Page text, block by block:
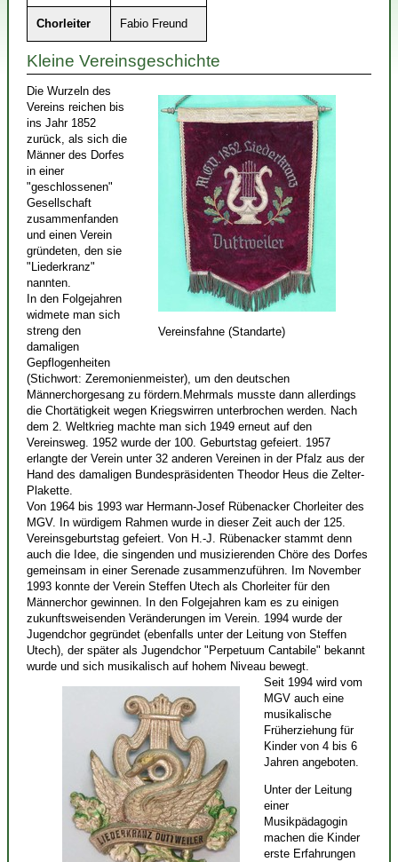
Chorleiter Fabio Freund
Kleine Vereinsgeschichte
Vereinsfahne (Standarte)
Die Wurzeln des
Vereins reichen bis
ins Jahr 1852
zurück, als sich die
Männer des Dorfes
in einer
"geschlossenen"
Gesellschaft
zusammenfanden
und einen Verein
gründeten, den sie
"Liederkranz"
nannten.
In den Folgejahren
widmete man sich
streng den
damaligen
Gepflogenheiten
(Stichwort: Zeremonienmeister), um den deutschen
Männerchorgesang zu fördern.Mehrmals musste dann allerdings
die Chortätigkeit wegen Kriegswirren unterbrochen werden. Nach
dem 2. Weltkrieg machte man sich 1949 erneut auf den
Vereinsweg. 1952 wurde der 100. Geburtstag gefeiert. 1957
erlangte der Verein unter 32 anderen Vereinen in der Pfalz aus der
Hand des damaligen Bundespräsidenten Theodor Heus die Zelter-
Plakette.
Von 1964 bis 1993 war Hermann-Josef Rübenacker Chorleiter des
MGV. In würdigem Rahmen wurde in dieser Zeit auch der 125.
Vereinsgeburtstag gefeiert. Von H.-J. Rübenacker stammt denn
auch die Idee, die singenden und musizierenden Chöre des Dorfes
gemeinsam in einer Serenade zusammenzuführen. Im November
1993 konnte der Verein Steffen Utech als Chorleiter für den
Männerchor gewinnen. In den Folgejahren kam es zu einigen
zukunftsweisenden Veränderungen im Verein. 1994 wurde der
Jugendchor gegründet (ebenfalls unter der Leitung von Steffen
Utech), der später als Jugendchor "Perpetuum Cantabile" bekannt
wurde und sich musikalisch auf hohem Niveau bewegt.
Seit 1994 wird vom
MGV auch eine
musikalische
Früherziehung für
Kinder von 4 bis 6
Jahren angeboten.
Unter der Leitung
einer
Musikpädagogin
machen die Kinder
erste Erfahrungen